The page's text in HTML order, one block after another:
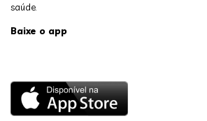
saúde.
Baixe o app